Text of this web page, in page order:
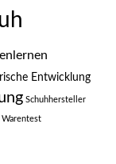
Entwicklung
Schuhhersteller